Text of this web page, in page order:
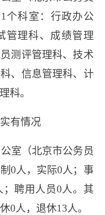
个科室：行政办公
管理科、成绩管理
测评管理科、技术
、信息管理科、计
科。
有情况
室（北京市公务员
0人，实际0人；事
；聘用人员0人。其
0人，退休13人。